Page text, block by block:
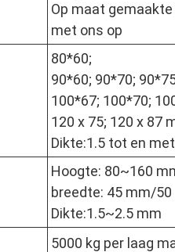
Op maat
met ons op
80*60;
90*60; 90*70;
100*67; 100*70;
120 x 75; 120 x 87
Dikte:1.5 tot en
Hoogte: 80~160
breedte: 45 mm/50
Dikte:1.5~2.5 mm
5000 kg per laag